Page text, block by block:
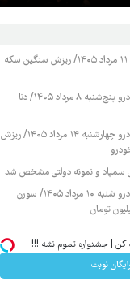
قیمت طلا و سکه یکشنبه ۱۱ مرداد ۱۴۰۵/ ریزش سنگین سکه
قیمت محصولات ایران خودرو پنج‌شنبه ۸ مرداد ۱۴۰۵/ دنا
قیمت محصولات ایران خودرو چهارشنبه ۱۴ مرداد ۱۴۰۵/ ریزش
سمپاد و نمونه دولتی مشخص شد
قیمت محصولات ایران خودرو شنبه ۱۰ مرداد ۱۴۰۵/ سورن
کن | جشنواره تموم نشه !!!
نوبت